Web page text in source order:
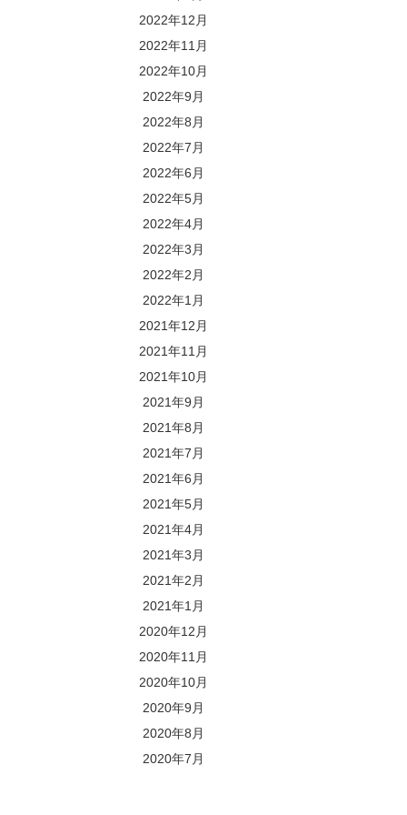
2022年12月
2022年11月
2022年10月
2022年9月
2022年8月
2022年7月
2022年6月
2022年5月
2022年4月
2022年3月
2022年2月
2022年1月
2021年12月
2021年11月
2021年10月
2021年9月
2021年8月
2021年7月
2021年6月
2021年5月
2021年4月
2021年3月
2021年2月
2021年1月
2020年12月
2020年11月
2020年10月
2020年9月
2020年8月
2020年7月